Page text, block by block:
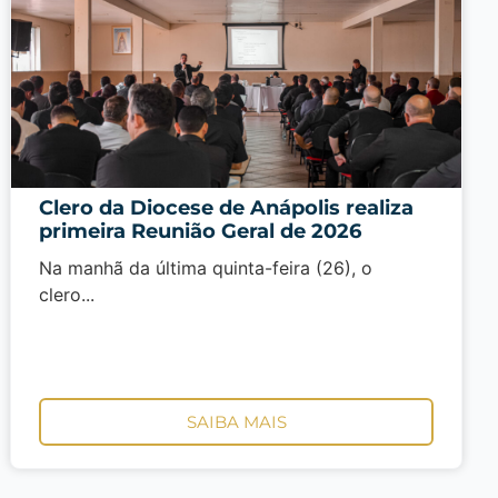
Clero da Diocese de Anápolis realiza
primeira Reunião Geral de 2026
Na manhã da última quinta-feira (26), o
clero...
SAIBA MAIS